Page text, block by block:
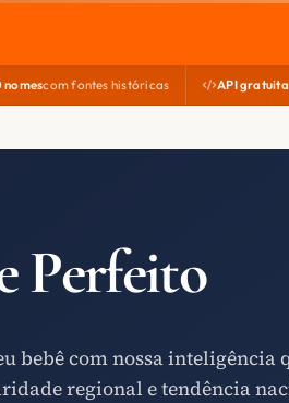
nomescom fontes históricas API gratuita
Perfeito
bebê com nossa inteligência
regional e tendência